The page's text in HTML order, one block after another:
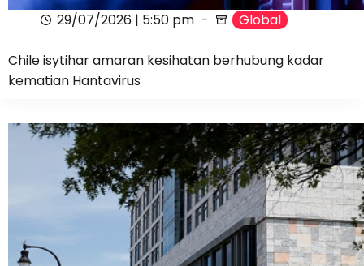
29/07/2026 | 5:50 pm Global
Chile isytihar amaran kesihatan berhubung kadar
kematian Hantavirus